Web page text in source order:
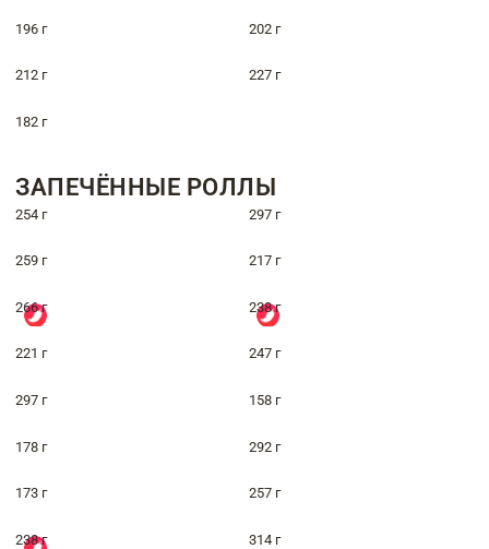
196 г 202 г
212 г 227 г
182 г
ЗАПЕЧЁННЫЕ РОЛЛЫ
254 г 297 г
259 г 217 г
266 г 238 г
221 г 247 г
297 г 158 г
178 г 292 г
173 г 257 г
238 г 314 г